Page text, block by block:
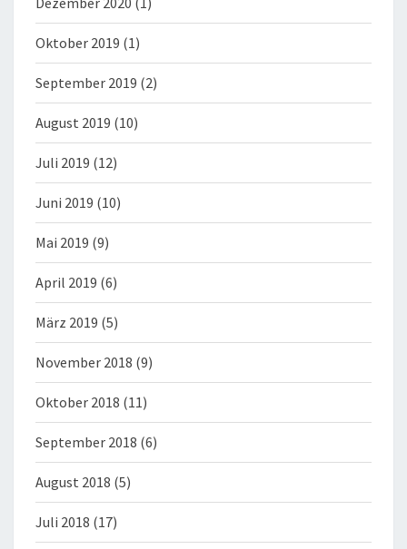
Oktober 2019 (1)
September 2019 (2)
August 2019 (10)
Juli 2019 (12)
Juni 2019 (10)
Mai 2019 (9)
April 2019 (6)
März 2019 (5)
November 2018 (9)
Oktober 2018 (11)
September 2018 (6)
August 2018 (5)
Juli 2018 (17)